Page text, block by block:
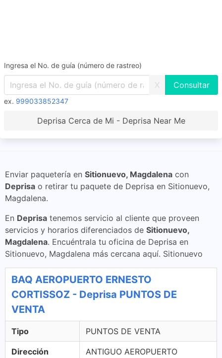
Ingresa el No. de guía (número de rastreo)
X
ex. 999033852347
Deprisa Cerca de Mi - Deprisa Near Me
Enviar paquetería en Sitionuevo, Magdalena con
Deprisa o retirar tu paquete de Deprisa en Sitionuevo,
Magdalena.
En Deprisa tenemos servicio al cliente que proveen
servicios y horarios diferenciados de Sitionuevo,
Magdalena. Encuéntrala tu oficina de Deprisa en
Sitionuevo, Magdalena más cercana aquí. Sitionuevo
BAQ AEROPUERTO ERNESTO
CORTISSOZ - Deprisa PUNTOS DE
VENTA
Tipo PUNTOS DE VENTA
Dirección
ANTIGUO AEROPUERTO